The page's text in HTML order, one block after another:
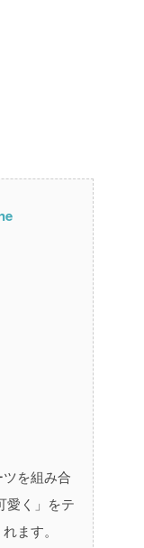
を組み合
愛く」をテ
ます。